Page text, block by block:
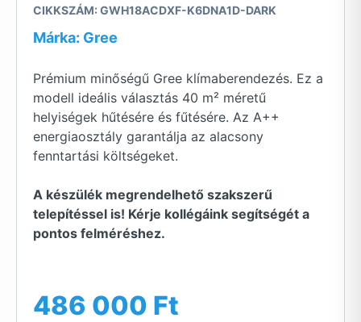
CIKKSZÁM: GWH18ACDXF-K6DNA1D-DARK
Márka: Gree
Prémium minőségű Gree klímaberendezés. Ez a
modell ideális választás 40 m² méretű
helyiségek hűtésére és fűtésére. Az A++
energiaosztály garantálja az alacsony
fenntartási költségeket.
A készülék megrendelhető szakszerű
telepítéssel is! Kérje kollégáink segítségét a
pontos felméréshez.
486 000 Ft